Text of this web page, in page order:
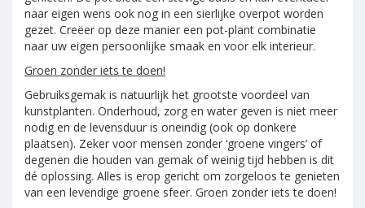
naar eigen wens ook nog in een sierlijke overpot worden
gezet. Creëer op deze manier een pot-plant combinatie
naar uw eigen persoonlijke smaak en voor elk interieur.
Groen zonder iets te doen!
Gebruiksgemak is natuurlijk het grootste voordeel van
kunstplanten. Onderhoud, zorg en water geven is niet meer
nodig en de levensduur is oneindig (ook op donkere
plaatsen). Zeker voor mensen zonder ‘groene vingers’ of
degenen die houden van gemak of weinig tijd hebben is dit
dé oplossing. Alles is erop gericht om zorgeloos te genieten
van een levendige groene sfeer. Groen zonder iets te doen!